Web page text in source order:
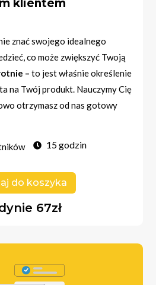
klientem
znać swojego idealnego
co może zwiększyć Twoją
–to jest właśnie określenie
na Twój produkt. Nauczymy Cię
otrzymasz od nas gotowy
15 godzin
do koszyka
67zł